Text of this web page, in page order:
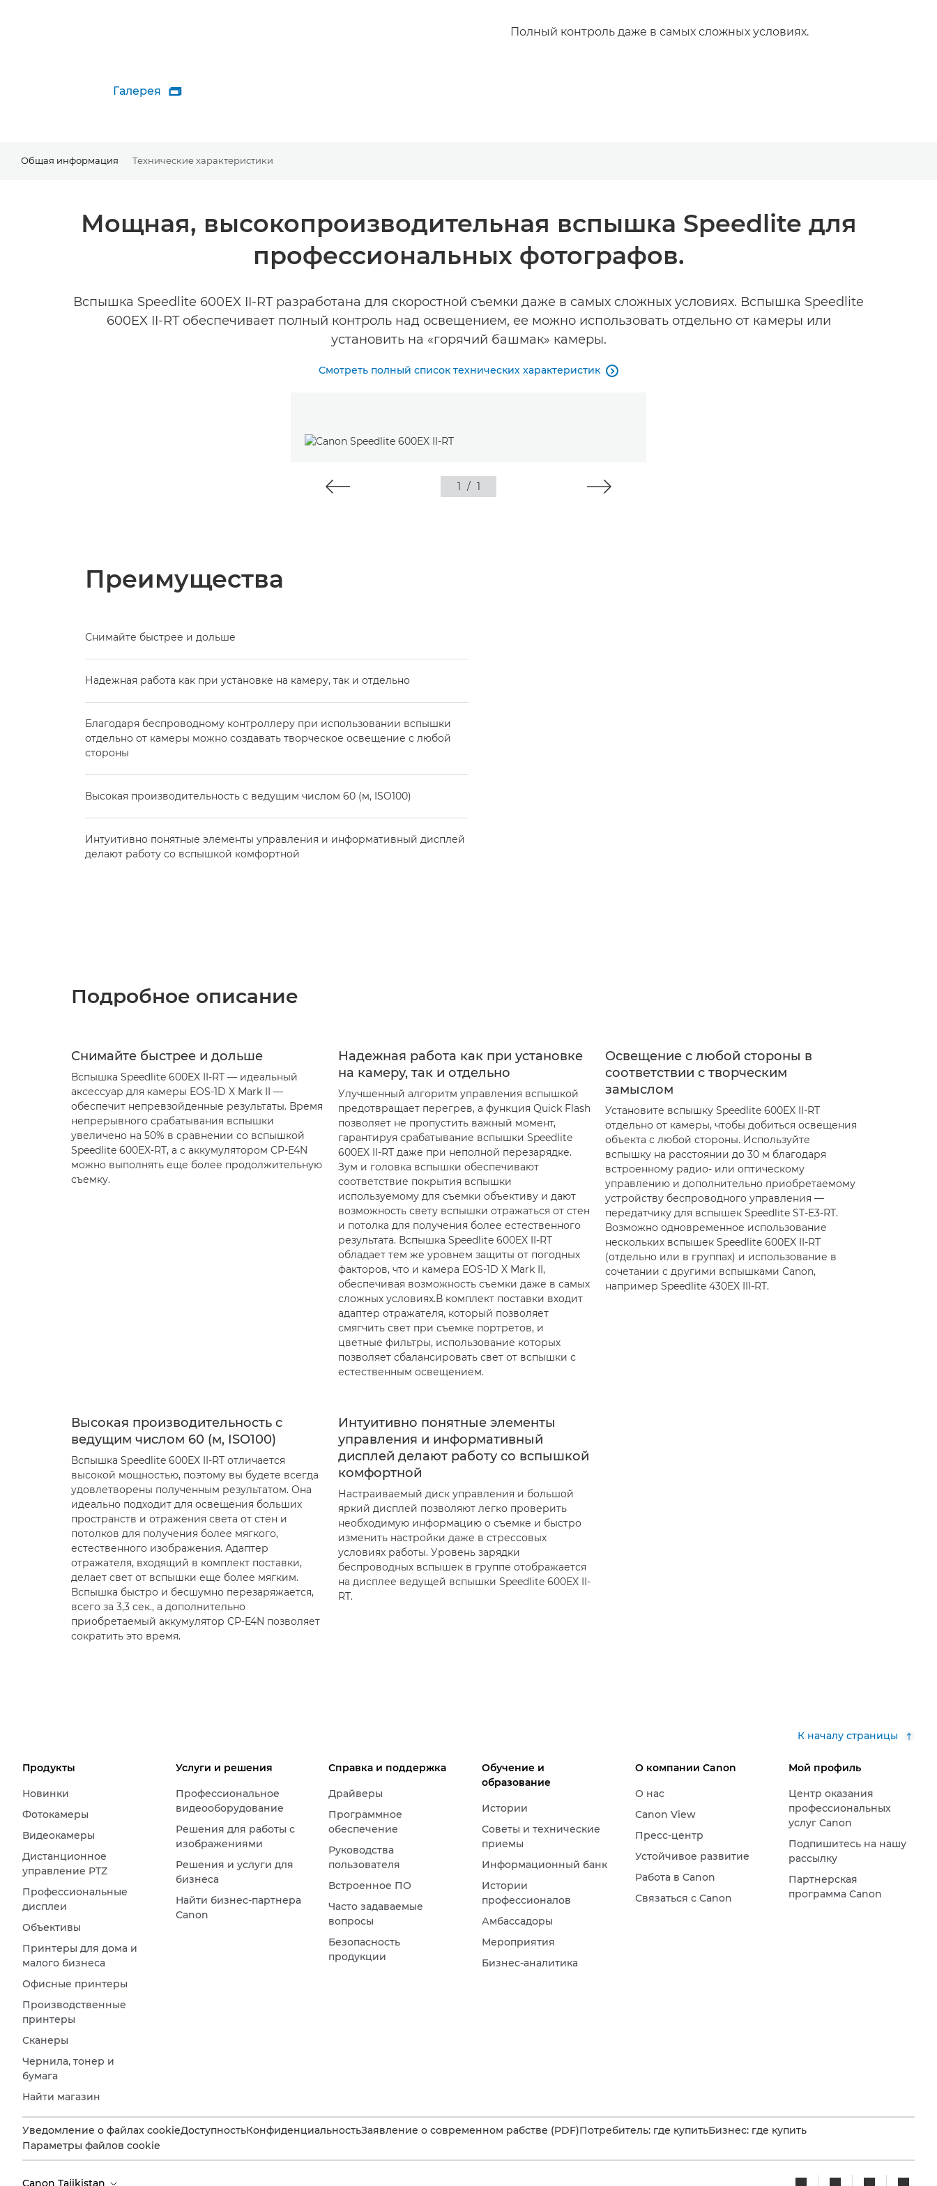
Галерея 
Полный контроль даже в самых сложных условиях.
Общая информация Технические характеристики
Мощная, высокопроизводительная вспышка Speedlite для
профессиональных фотографов.
Вспышка Speedlite 600EX II-RT разработана для скоростной съемки даже в самых сложных условиях. Вспышка Speedlite
600EX II-RT обеспечивает полный контроль над освещением, ее можно использовать отдельно от камеры или
установить на «горячий башмак» камеры.
Смотреть полный список технических характеристик 
1 / 1
Преимущества
Снимайте быстрее и дольше
Надежная работа как при установке на камеру, так и отдельно
Благодаря беспроводному контроллеру при использовании вспышки
отдельно от камеры можно создавать творческое освещение с любой
стороны
Высокая производительность с ведущим числом 60 (м, ISO100)
Интуитивно понятные элементы управления и информативный дисплей
делают работу со вспышкой комфортной
Подробное описание
Снимайте быстрее и дольше
Вспышка Speedlite 600EX II-RT — идеальный
аксессуар для камеры EOS-1D X Mark II —
обеспечит непревзойденные результаты. Время
непрерывного срабатывания вспышки
увеличено на 50% в сравнении со вспышкой
Speedlite 600EX-RT, а с аккумулятором CP-E4N
можно выполнять еще более продолжительную
съемку.
Надежная работа как при установке
на камеру, так и отдельно
Улучшенный алгоритм управления вспышкой
предотвращает перегрев, а функция Quick Flash
позволяет не пропустить важный момент,
гарантируя срабатывание вспышки Speedlite
600EX II-RT даже при неполной перезарядке.
Зум и головка вспышки обеспечивают
соответствие покрытия вспышки
используемому для съемки объективу и дают
возможность свету вспышки отражаться от стен
и потолка для получения более естественного
результата. Вспышка Speedlite 600EX II-RT
обладает тем же уровнем защиты от погодных
факторов, что и камера EOS-1D X Mark II,
обеспечивая возможность съемки даже в самых
сложных условиях.В комплект поставки входит
адаптер отражателя, который позволяет
смягчить свет при съемке портретов, и
цветные фильтры, использование которых
позволяет сбалансировать свет от вспышки с
естественным освещением.
Освещение с любой стороны в
соответствии с творческим
замыслом
Установите вспышку Speedlite 600EX II-RT
отдельно от камеры, чтобы добиться освещения
объекта с любой стороны. Используйте
вспышку на расстоянии до 30 м благодаря
встроенному радио- или оптическому
управлению и дополнительно приобретаемому
устройству беспроводного управления —
передатчику для вспышек Speedlite ST-E3-RT.
Возможно одновременное использование
нескольких вспышек Speedlite 600EX II-RT
(отдельно или в группах) и использование в
сочетании с другими вспышками Canon,
например Speedlite 430EX III-RT.
Высокая производительность с
ведущим числом 60 (м, ISO100)
Вспышка Speedlite 600EX II-RT отличается
высокой мощностью, поэтому вы будете всегда
удовлетворены полученным результатом. Она
идеально подходит для освещения больших
пространств и отражения света от стен и
потолков для получения более мягкого,
естественного изображения. Адаптер
отражателя, входящий в комплект поставки,
делает свет от вспышки еще более мягким.
Вспышка быстро и бесшумно перезаряжается,
всего за 3,3 сек., а дополнительно
приобретаемый аккумулятор CP-E4N позволяет
сократить это время.
Интуитивно понятные элементы
управления и информативный
дисплей делают работу со вспышкой
комфортной
Настраиваемый диск управления и большой
яркий дисплей позволяют легко проверить
необходимую информацию о съемке и быстро
изменить настройки даже в стрессовых
условиях работы. Уровень зарядки
беспроводных вспышек в группе отображается
на дисплее ведущей вспышки Speedlite 600EX II-
RT.
К началу страницы
Продукты
Новинки
Фотокамеры
Видеокамеры
Дистанционное
управление PTZ
Профессиональные
дисплеи
Объективы
Принтеры для дома и
малого бизнеса
Офисные принтеры
Производственные
принтеры
Сканеры
Чернила, тонер и
бумага
Найти магазин
Услуги и решения
Профессиональное
видеооборудование
Решения для работы с
изображениями
Решения и услуги для
бизнеса
Найти бизнес-партнера
Canon
Справка и поддержка
Драйверы
Программное
обеспечение
Руководства
пользователя
Встроенное ПО
Часто задаваемые
вопросы
Безопасность
продукции
Обучение и
образование
Истории
Советы и технические
приемы
Информационный банк
Истории
профессионалов
Амбассадоры
Мероприятия
Бизнес-аналитика
О компании Canon
О нас
Canon View
Пресс-центр
Устойчивое развитие
Работа в Canon
Связаться с Canon
Мой профиль
Центр оказания
профессиональных
услуг Canon
Подпишитесь на нашу
рассылку
Партнерская
программа Canon
Уведомление о файлах cookieДоступностьКонфиденциальностьЗаявление о современном рабстве (PDF)Потребитель: где купитьБизнес: где купить
Параметры файлов cookie
Canon Tajikistan